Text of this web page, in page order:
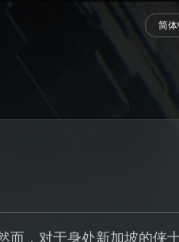
简
而，对于身处新加坡的侠